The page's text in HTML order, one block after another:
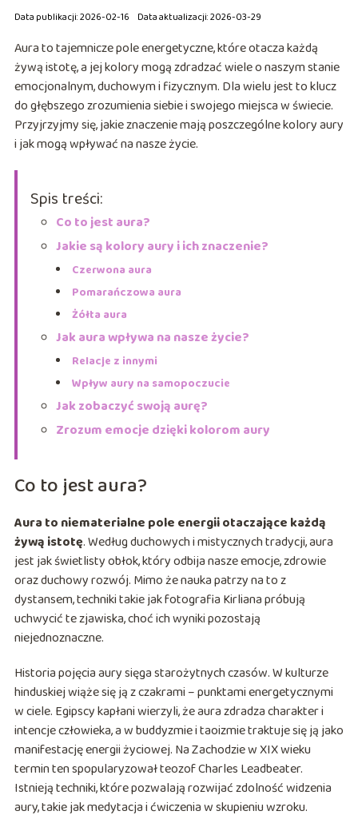
Data publikacji: 2026-02-16 Data aktualizacji: 2026-03-29
Aura to tajemnicze pole energetyczne, które otacza każdą
żywą istotę, a jej kolory mogą zdradzać wiele o naszym stanie
emocjonalnym, duchowym i fizycznym. Dla wielu jest to klucz
do głębszego zrozumienia siebie i swojego miejsca w świecie.
Przyjrzyjmy się, jakie znaczenie mają poszczególne kolory aury
i jak mogą wpływać na nasze życie.
Spis treści:
Co to jest aura?
Jakie są kolory aury i ich znaczenie?
Czerwona aura
Pomarańczowa aura
Żółta aura
Jak aura wpływa na nasze życie?
Relacje z innymi
Wpływ aury na samopoczucie
Jak zobaczyć swoją aurę?
Zrozum emocje dzięki kolorom aury
Co to jest aura?
Aura to niematerialne pole energii otaczające każdą
żywą istotę. Według duchowych i mistycznych tradycji, aura
jest jak świetlisty obłok, który odbija nasze emocje, zdrowie
oraz duchowy rozwój. Mimo że nauka patrzy na to z
dystansem, techniki takie jak fotografia Kirliana próbują
uchwycić te zjawiska, choć ich wyniki pozostają
niejednoznaczne.
Historia pojęcia aury sięga starożytnych czasów. W kulturze
hinduskiej wiąże się ją z czakrami – punktami energetycznymi
w ciele. Egipscy kapłani wierzyli, że aura zdradza charakter i
intencje człowieka, a w buddyzmie i taoizmie traktuje się ją jako
manifestację energii życiowej. Na Zachodzie w XIX wieku
termin ten spopularyzował teozof Charles Leadbeater.
Istnieją techniki, które pozwalają rozwijać zdolność widzenia
aury, takie jak medytacja i ćwiczenia w skupieniu wzroku.